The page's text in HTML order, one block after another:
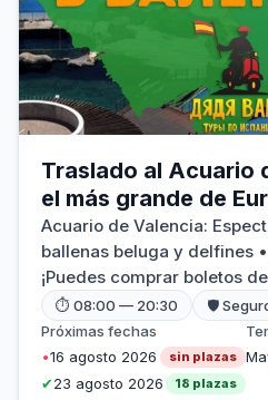
Traslado al Acuario
el más grande de
Acuario de Valencia:
ballenas beluga y delfines
¡Puedes comprar boletos
en efectivo para evitar
⏱ 08:00 — 20:30 🛡
Próximas fechas
•16 agosto 2026 sin plazas
✔23 agosto 2026 18 plazas